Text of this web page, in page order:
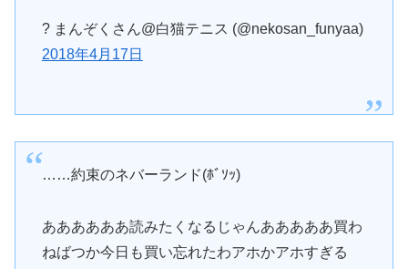
? まんぞくさん@白猫テニス (@nekosan_funyaa)
2018年4月17日
……約束のネバーランド(ﾎﾞｿｯ)
ああああああ読みたくなるじゃんあああああ買わ
ねばつか今日も買い忘れたわアホかアホすぎる